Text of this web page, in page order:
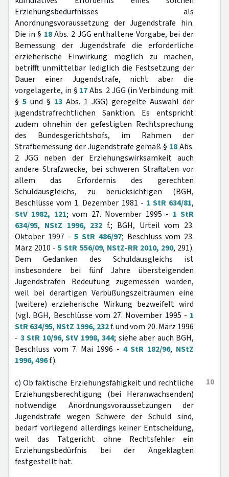
Erziehungsbedürfnisses als
Anordnungsvoraussetzung der Jugendstrafe hin.
Die in § 18Abs. 2 JGG enthaltene Vorgabe, bei der
Bemessung der Jugendstrafe die erforderliche
erzieherische Einwirkung möglich zu machen,
betrifft unmittelbar lediglich die Festsetzung der
Dauer einer Jugendstrafe, nicht aber die
vorgelagerte, in § 17Abs. 2 JGG (in Verbindung mit
§ 5 und § 13 Abs. 1 JGG) geregelte Auswahl der
jugendstrafrechtlichen Sanktion. Es entspricht
zudem ohnehin der gefestigten Rechtsprechung
des Bundesgerichtshofs, im Rahmen der
Strafbemessung der Jugendstrafe gemäß § 18Abs.
2 JGG neben der Erziehungswirksamkeit auch
andere Strafzwecke, bei schweren Straftaten vor
allem das Erfordernis des gerechten
Schuldausgleichs, zu berücksichtigen (BGH,
Beschlüsse vom 1. Dezember 1981 - 1 StR 634/81,
StV 1982, 121; vom 27. November 1995 - 1 StR
634/95, NStZ 1996, 232 f.; BGH, Urteil vom 23.
Oktober 1997 -5 StR 486/97; Beschluss vom 23.
März 2010 -5 StR 556/09, NStZ-RR 2010, 290, 291).
Dem Gedanken des Schuldausgleichs ist
insbesondere bei fünf Jahre übersteigenden
Jugendstrafen Bedeutung zugemessen worden,
weil bei derartigen Verbüßungszeiträumen eine
(weitere) erzieherische Wirkung bezweifelt wird
(vgl. BGH, Beschlüsse vom 27. November 1995 - 1
StR 634/95, NStZ 1996, 232f. und vom 20. März 1996
- 3 StR 10/96, StV 1998, 344; siehe aber auch BGH,
Beschluss vom 7. Mai 1996 - 4 StR 182/96, NStZ
1996, 496f.).
10
c) Ob faktische Erziehungsfähigkeit und rechtliche
Erziehungsberechtigung (bei Heranwachsenden)
notwendige Anordnungsvoraussetzungen der
Jugendstrafe wegen Schwere der Schuld sind,
bedarf vorliegend allerdings keiner Entscheidung,
weil das Tatgericht ohne Rechtsfehler ein
Erziehungsbedürfnis bei der Angeklagten
festgestellt hat.